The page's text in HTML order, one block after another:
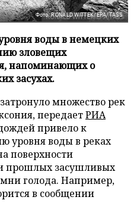
Фото: RONALD WITTEK/EPA/TASS
воды в немецких
зловещих
напоминающих о
засухах.
множество рек
передаетРИА
привело к
уровня воды в реках
поверхности
прошлых засушливых
голода. Например,
в сообщении